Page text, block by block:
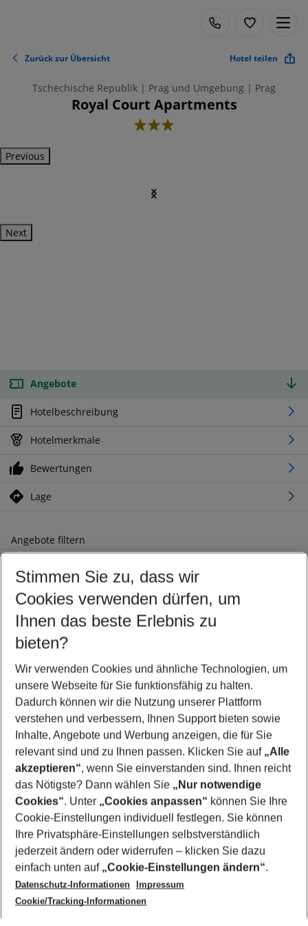
Zurück zur Übersicht Hotel teilen
Tschechische Republik | Prag und Umgebung | Prag
Royal Court Apartments
3
Previous
Next
Angebote
Hotelbeschreibung
Hotelmerkmale
Bewertungen
Lage
Angebote filtern
Ändern Sie Ihre Kriterien nach Ihren Wünschen
Abflughafen wählen
Beliebiger Abflughafen
Reisezeitraum wählen
08.08.26– 06.08.27 5-8 Nächte
2 Erwachsene Keine Kinder
Mehr Filter anzeigen
Footer
Footer navigation
Über uns
AGB
Cookie-Einstellungen ändern
Cookie-Richtlinie
Datenschutz
Service & Hilfe
Barrierefreies Reisen
Check-in
Folgen Sie uns
Stimmen Sie zu, dass wir
Cookies verwenden dürfen, um
Ihnen das beste Erlebnis zu
bieten?
Wir verwenden Cookies und ähnliche Technologien, um
unsere Webseite für Sie funktionsfähig zu halten.
Dadurch können wir die Nutzung unserer Plattform
verstehen und verbessern, Ihnen Support bieten sowie
Inhalte, Angebote und Werbung anzeigen, die für Sie
relevant sind und zu Ihnen passen. Klicken Sie auf „Alle
akzeptieren“, wenn Sie einverstanden sind. Ihnen reicht
das Nötigste? Dann wählen Sie „Nur notwendige
Cookies“. Unter „Cookies anpassen“ können Sie Ihre
Cookie-Einstellungen individuell festlegen. Sie können
Ihre Privatsphäre-Einstellungen selbstverständlich
jederzeit ändern oder widerrufen – klicken Sie dazu
einfach unten auf „Cookie-Einstellungen ändern“.
Datenschutz-Informationen
Impressum
Cookie/Tracking-Informationen